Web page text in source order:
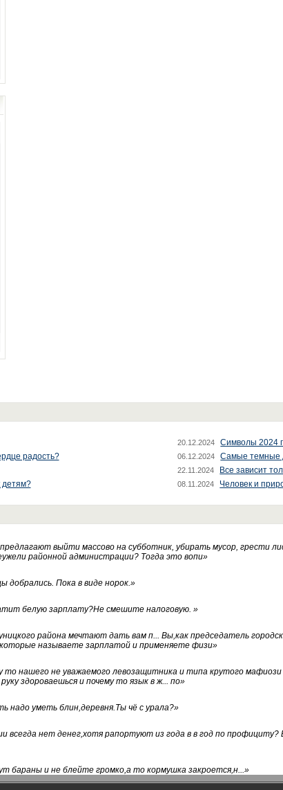
20.12.2024 Символы 2024
радость? 06.12.2024 Самые темные
22.11.2024 Все зависит
детям? 08.11.2024 Человек и
выйти массово на субботник, убирать мусор, грести
районной администрации? Тогда это вопи»
добрались. Пока в виде норок.»
белую зарплату?Не смешите налоговую. »
района мечтают дать вам п... Вы,как председатель
называете зарплатой и применяете физи»
то нашего не уважаемого левозащитника и типа крутого
здороваешься и почему то язык в ж... по»
надо уметь блин,деревня.Ты чё с урала?»
всегда нет денег,хотя рапортуют из года в в год по профициту?
бараны и не блейте громко,а то кормушка закроется,н...»